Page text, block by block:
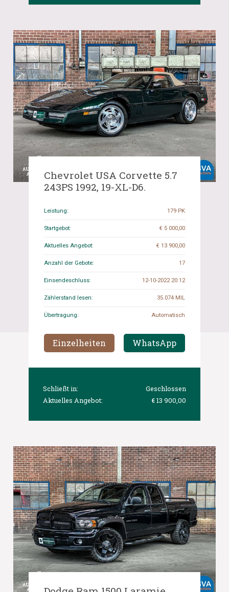
Chevrolet USA Corvette 5.7
243PS 1992, 19-XL-D6.
Leistung: 179 PK
Startgebot: € 5 000,00
Aktuelles Angebot: € 13 900,00
Anzahl der Gebote: 17
Einsendeschluss: 12-10-2022 20:12
Zählerstand lesen: 35.074 MIL
Übertragung: Automatisch
Einzelheiten WhatsApp
Schließt in:
Geschlossen
Aktuelles Angebot:
€ 13 900,00